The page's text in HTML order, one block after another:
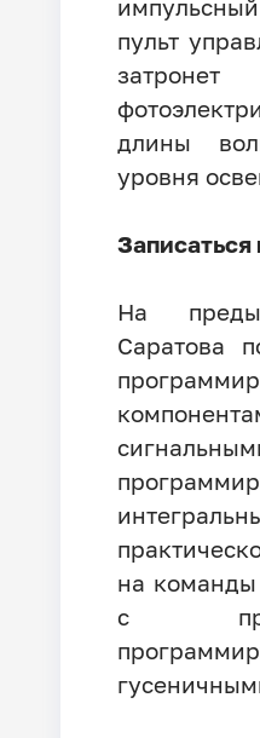
пульт
длины
уровня
На
Саратова
на
с